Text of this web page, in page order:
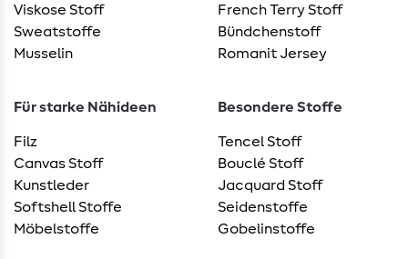
Viskose Stoff
Sweatstoffe
Musselin
French Terry Stoff
Bündchenstoff
Romanit Jersey
Für starke Nähideen
Filz
Canvas Stoff
Kunstleder
Softshell Stoffe
Möbelstoffe
Besondere Stoffe
Tencel Stoff
Bouclé Stoff
Jacquard Stoff
Seidenstoffe
Gobelinstoffe